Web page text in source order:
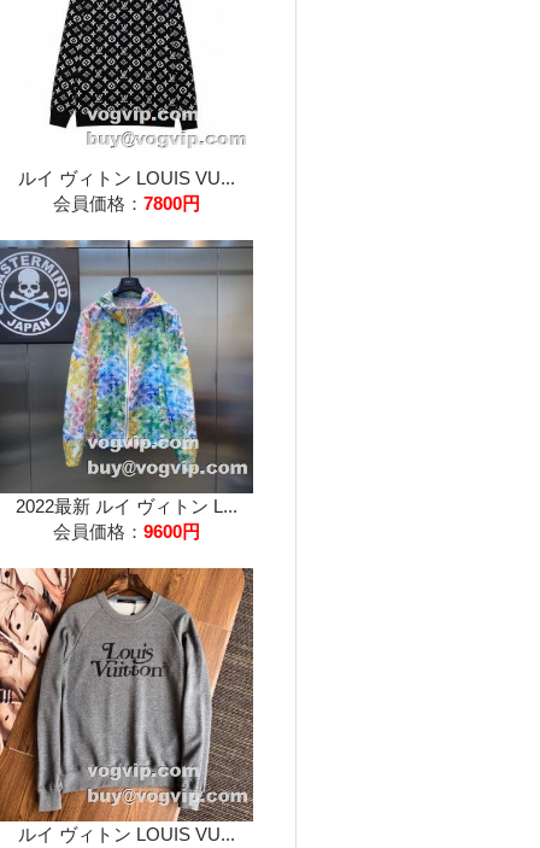
ルイ ヴィトン LOUIS VU...
会員価格： 7800円
2022最新 ルイ ヴィトン L...
会員価格： 9600円
ルイ ヴィトン LOUIS VU...